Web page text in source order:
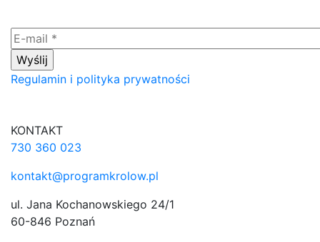
Regulamin i polityka prywatności
KONTAKT
730 360 023
kontakt@programkrolow.pl
ul. Jana Kochanowskiego 24/1
60-846 Poznań